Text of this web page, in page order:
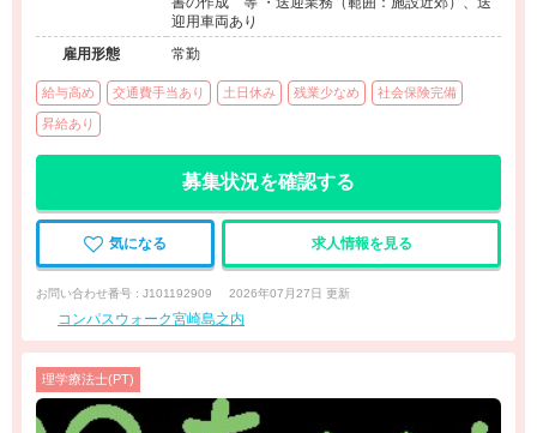
迎用車両あり
雇用形態
常勤
給与高め 交通費手当あり 土日休み 残業少なめ 社会保険完備
昇給あり
募集状況を確認する
気になる 求人情報を見る
お問い合わせ番号 : J101192909 2026年07月27日 更新
コンパスウォーク宮崎島之内
理学療法士(PT)